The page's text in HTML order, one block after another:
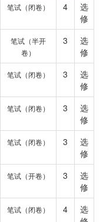
笔试（闭卷） 4
选
修
笔试（半开
卷）
3
选
修
笔试（闭卷） 3
选
修
笔试（闭卷） 3
选
修
笔试（闭卷） 3
选
修
笔试（开卷） 3
选
修
笔试（闭卷） 4
选